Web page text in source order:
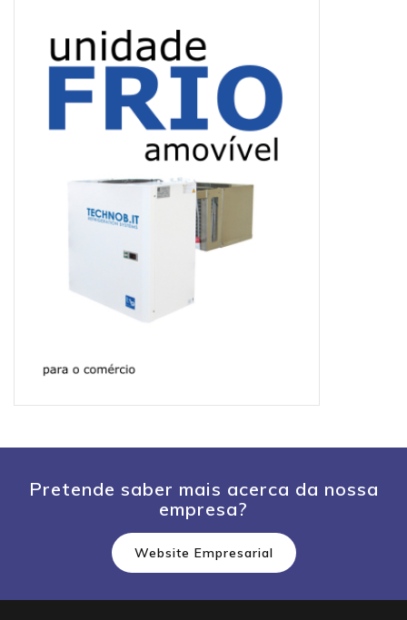
Pretende saber mais acerca da nossa
empresa?
Website Empresarial